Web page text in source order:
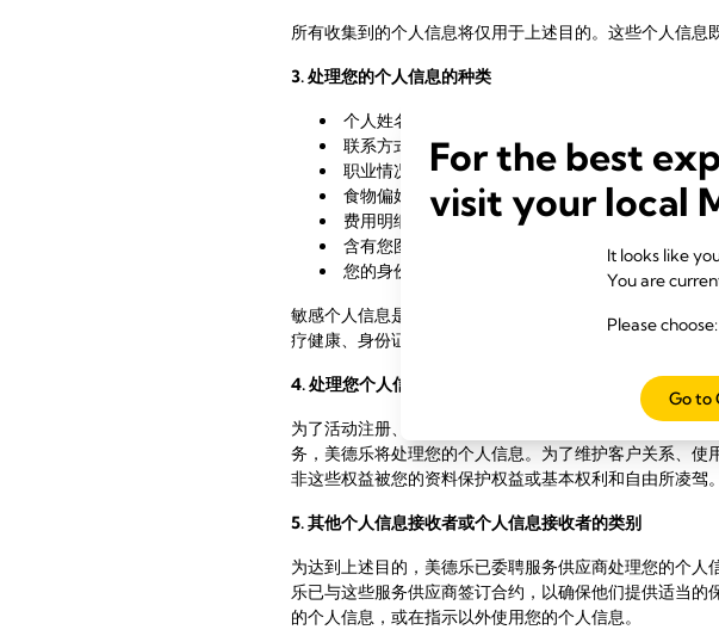
所有收集到的个人信息将仅用于上述目的。这些个人信息
3. 处理您的个人信息的种类
个人姓名（姓氏、名字）
联系方式（电子邮件、电话号码）
职业情况（公司/单位名称、地址、国籍、职位）
食物偏好和特殊的饮食要求
费用明细
含有您图像的音频和/或视频记录
您的身份证或护照复印件
敏感个人信息是一旦泄露或者非法使用，容易导致自然
疗健康、身份证或护照等信息。美德乐仅在具有特定目的
4. 处理您个人信息的合法性基础
为了活动注册、参加和活动/微信应用程序目的而处理您
务，美德乐将处理您的个人信息。为了维护客户关系、
非这些权益被您的资料保护权益或基本权利和自由所凌驾。
5. 其他个人信息接收者或个人信息接收者的类别
为达到上述目的，美德乐已委聘服务供应商处理您的个
乐已与这些服务供应商签订合约，以确保他们提供适当
的个人信息，或在指示以外使用您的个人信息。
For the best
visit your local
It looks like
You are
Please choose:
Go to